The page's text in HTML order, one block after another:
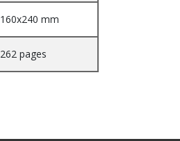
160x240 mm
262 pages